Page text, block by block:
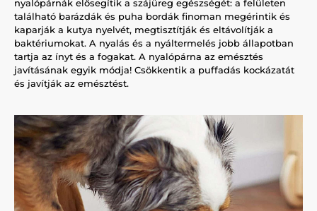
nyalópárnák elősegítik a szájüreg egészségét: a felületen
található barázdák és puha bordák finoman megérintik és
kaparják a kutya nyelvét, megtisztítják és eltávolítják a
baktériumokat. A nyalás és a nyáltermelés jobb állapotban
tartja az ínyt és a fogakat. A nyalópárna az emésztés
javításának egyik módja! Csökkentik a puffadás kockázatát
és javítják az emésztést.